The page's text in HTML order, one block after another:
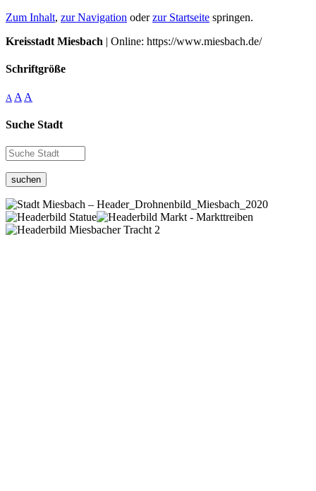
Zum Inhalt, zur Navigation oderzur Startseite springen.
Kreisstadt Miesbach | Online: https://www.miesbach.de/
Schriftgröße
A A A
Suche Stadt
suchen